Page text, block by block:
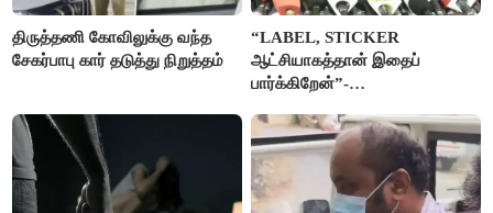
திருத்தணி கோவிலுக்கு வந்த
சேகர்பாபு கார் தடுத்து நிறுத்தம்
“LABEL, STICKER
ஆட்சியாகத்தான் இதைப்
பார்க்கிறேன்”-